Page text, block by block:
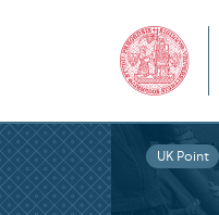
UK Point